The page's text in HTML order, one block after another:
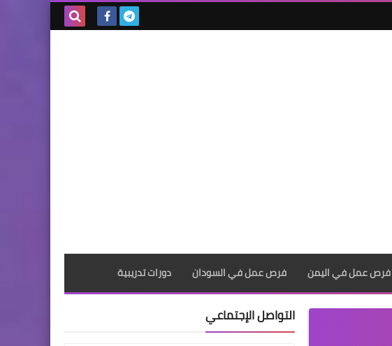
فرص عمل في اليمن فرص عمل في السودان دورات تدريبية
التواصل الإجتماعي